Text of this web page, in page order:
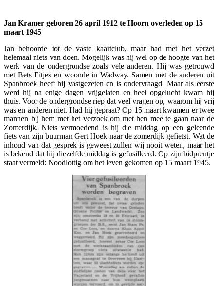
Jan Kramer geboren 26 april 1912 te Hoorn overleden op 15
maart 1945
Jan behoorde tot de vaste kaartclub, maar had met het verzet
helemaal niets van doen. Mogelijk was hij wel op de hoogte van het
werk van de ondergrondse zoals vele anderen. Hij was getrouwd
met Bets Eitjes en woonde in Wadway. Samen met de anderen uit
Spanbroek heeft hij vastgezeten en is ondervraagd. Maar als eerste
werd hij na enige dagen vrijgelaten en heel opgelucht kwam hij
thuis. Voor de ondergrondse riep dat veel vragen op, waarom hij vrij
was en anderen niet. Had hij gepraat? Op 15 maart kwamen er twee
mannen bij hem met het verzoek om met hen mee te gaan naar de
Zomerdijk. Niets vermoedend is hij die middag op een geleende
fiets van zijn buurman Gert Hoek naar de zomerdijk gefietst. Wat de
inhoud van dat gesprek is geweest zullen wij nooit weten, maar het
is bekend dat hij diezelfde middag is gefusilleerd. Op zijn bidprentje
staat vermeld: Noodlottig om het leven gekomen op 15 maart 1945.